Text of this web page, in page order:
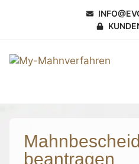
beantragen